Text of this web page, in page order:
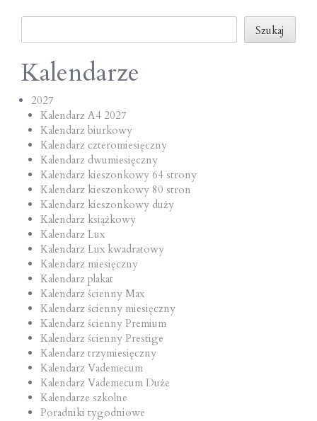
o
n
Szukaj
Szukaj
Kalendarze
2027
Kalendarz A4 2027
Kalendarz biurkowy
Kalendarz czteromiesięczny
Kalendarz dwumiesięczny
Kalendarz kieszonkowy 64 strony
Kalendarz kieszonkowy 80 stron
Kalendarz kieszonkowy duży
Kalendarz książkowy
Kalendarz Lux
Kalendarz Lux kwadratowy
Kalendarz miesięczny
Kalendarz plakat
Kalendarz ścienny Max
Kalendarz ścienny miesięczny
Kalendarz ścienny Premium
Kalendarz ścienny Prestige
Kalendarz trzymiesięczny
Kalendarz Vademecum
Kalendarz Vademecum Duże
Kalendarze szkolne
Poradniki tygodniowe